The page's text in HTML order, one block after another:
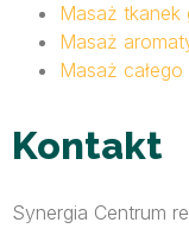
Masaż tkanek
Masaż
Masaż całego
Kontakt
Synergia Centrum